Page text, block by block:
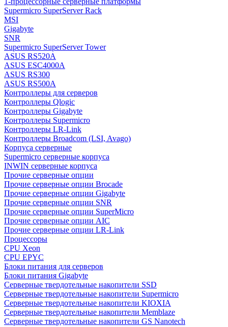
Supermicro SuperServer Rack
MSI
Gigabyte
SNR
Supermicro SuperServer Tower
ASUS RS520A
ASUS ESC4000A
ASUS RS300
ASUS RS500A
Контроллеры для серверов
Контроллеры Qlogic
Контроллеры Gigabyte
Контроллеры Supermicro
Контроллеры LR-Link
Контроллеры Broadcom (LSI, Avago)
Корпуса серверные
Supermicro серверные корпуса
INWIN серверные корпуса
Прочие серверные опции
Прочие серверные опции Brocade
Прочие серверные опции Gigabyte
Прочие серверные опции SNR
Прочие серверные опции SuperMicro
Прочие серверные опции AIC
Прочие серверные опции LR-Link
Процессоры
CPU Xeon
CPU EPYC
Блоки питания для серверов
Блоки питания Gigabyte
Серверные твердотельные накопители SSD
Cерверные твердотельные накопители Supermicro
Cерверные твердотельные накопители KIOXIA
Cерверные твердотельные накопители Memblaze
Cерверные твердотельные накопители GS Nanotech